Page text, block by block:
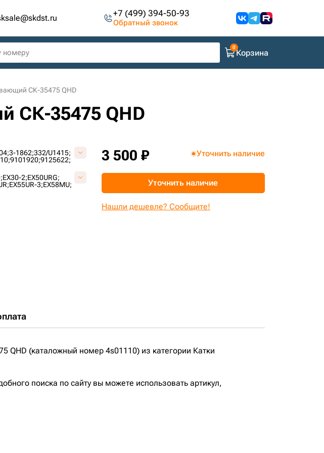
+7 (499) 394-50-93
Обратный звонок
Корзина
СК-35475 QHD
СК-35475 QHD
3-1862;332/U1415;
9101920;9125622;
EX30-2;EX50URG;
EX55UR-3;EX58MU;
3 500 ₽ Уточнить наличие
Уточнить наличие
Нашли дешевле? Сообщите!
(каталожный номер 4s01110) из категории Катки
поиска по сайту вы можете использовать артикул,